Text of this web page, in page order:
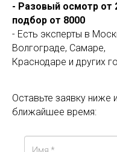
- Разовый осмотр от
подбор от 8000
- Есть эксперты в
Волгограде, Самаре,
Краснодаре и других
Оставьте заявку
ближайшее время: